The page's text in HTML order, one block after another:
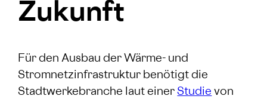
Zukunft
Für den Ausbau der Wärme- und
Stromnetzinfrastruktur benötigt die
Stadtwerkebranche laut einerStudie von